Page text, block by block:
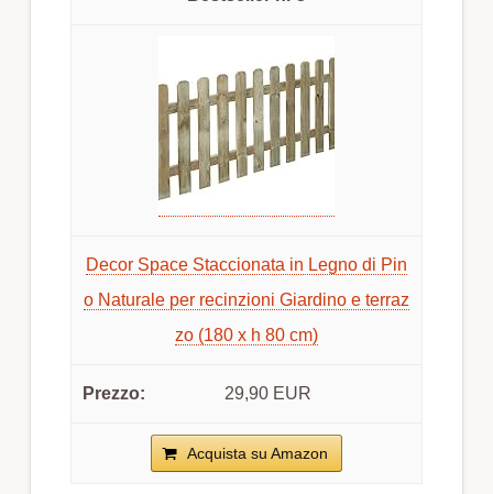
Decor Space Staccionata in Legno di Pin
o Naturale per recinzioni Giardino e terraz
zo (180 x h 80 cm)
29,90 EUR
Acquista su Amazon